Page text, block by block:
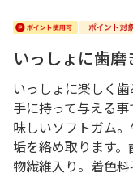
いっしょに歯
いっしょに楽しく歯
手に持って与える
味しいソフトガム
垢を絡め取ります
物繊維入り。着色料